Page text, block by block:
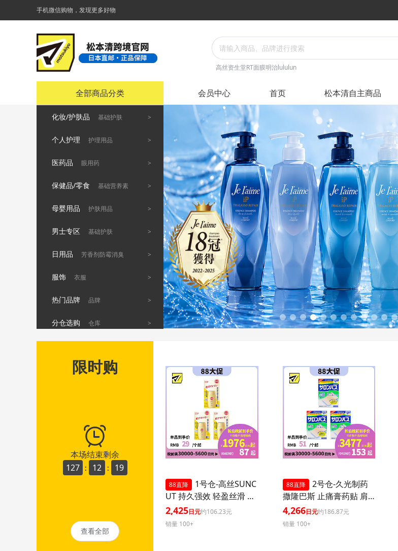
手机微信购物，发现更多好物
高丝资生堂RT面膜明治lululun
全部商品分类 会员中心 首页 松本清自主商品
化妆/护肤品 基础护肤 >
个人护理 护理用品 >
医药品 眼用药 >
保健品/零食 基础营养素 >
母婴用品 护肤用品 >
男士专区 基础护肤 >
日用品 芳香剂防霉消臭 >
服饰 衣服 >
热门品牌 品牌 >
分仓选购 仓库 >
限时购
本场结束剩余
127 : 12 : 17
查看全部
88直降
1号仓-高丝SUNC
UT 持久强效 轻盈丝滑 防
晒乳 SPF50+ PA++++ 50
ml 3个装 阻隔紫外线 持
2,425日元约106.23元
销量 100+
88直降
2号仓-久光制药
撒隆巴斯 止痛膏药贴 肩
周消炎关节颈椎疼 4.6×7.
2cm 120贴 3个装【第3类
4,266日元约186.87元
销量 100+